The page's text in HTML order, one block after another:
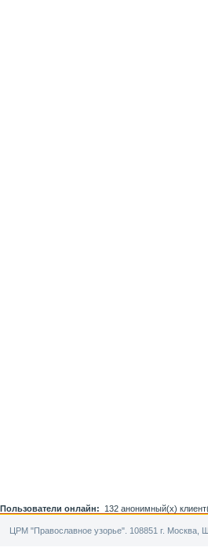
Пользователи онлайн: 132 анонимный(х)
ЦРМ "Православное узорье". 108851 г. Москва,